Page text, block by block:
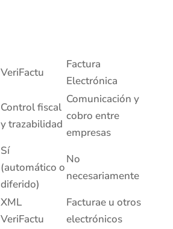
VeriFactu
Factura
Electrónica
Control fiscal
y trazabilidad
Comunicación y
cobro entre
empresas
Sí
(automático o
diferido)
No
necesariamente
XML
VeriFactu
Facturae u otros
electrónicos